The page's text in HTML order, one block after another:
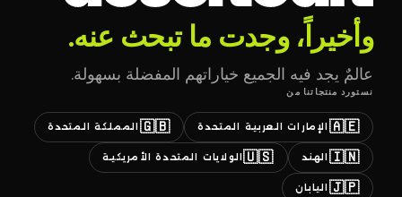
وأخيراً، وجدت ما تبحث عنه.
عالمٌ يجد فيه الجميع خياراتهم المفضلة بسهولة.
نستورد منتجاتنا من
🇦🇪 الإمارات العربية المتحدة 🇬🇧 المملكة المتحدة
🇮🇳 الهند 🇺🇸الولايات المتحدة الأمريكية
🇯🇵 اليابان